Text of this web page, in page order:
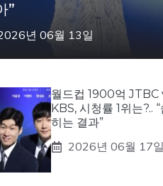
”
년 06월 13일
월드컵 1900억 JTBC
KBS, 시청률 1위는?..
히는 결과”
2026년 06월 17일